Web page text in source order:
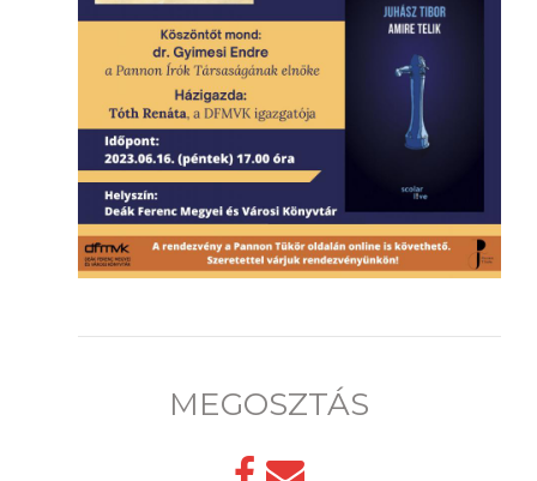
MEGOSZTÁS